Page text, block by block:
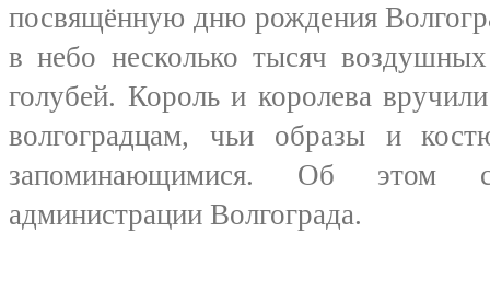
посвящённую дню рождения
в небо несколько тысяч
голубей. Король и королева
волгоградцам, чьи образы и
запоминающимися. Об этом
администрации Волгограда.